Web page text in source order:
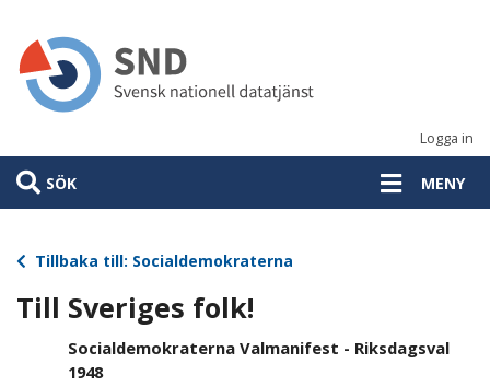
huvudinnehåll
Logga in
SÖK MENY
Tillbaka till: Socialdemokraterna
Till Sveriges folk!
Socialdemokraterna Valmanifest - Riksdagsval
1948